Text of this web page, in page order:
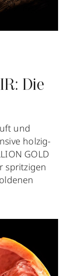
Die
und
holzig-
GOLD
spritzigen